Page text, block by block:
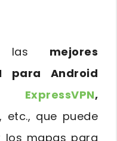
las mejores
para Android
ExpressVPN,
, etc., que puede
los mapas para